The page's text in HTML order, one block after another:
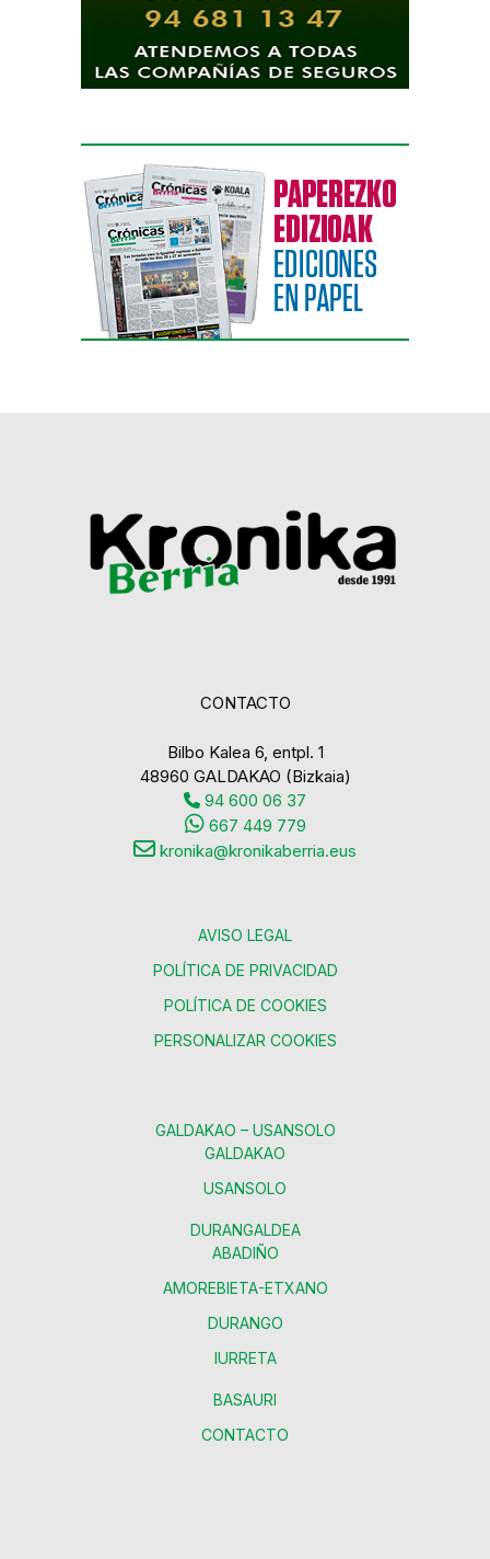
CONTACTO
Bilbo Kalea 6, entpl. 1
48960 GALDAKAO (Bizkaia)
94 600 06 37
667 449 779
kronika@kronikaberria.eus
AVISO LEGAL
POLÍTICA DE PRIVACIDAD
POLÍTICA DE COOKIES
PERSONALIZAR COOKIES
GALDAKAO – USANSOLO
GALDAKAO
USANSOLO
DURANGALDEA
ABADIÑO
AMOREBIETA-ETXANO
DURANGO
IURRETA
BASAURI
CONTACTO